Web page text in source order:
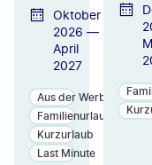
Oktober
2026 —
April
2027
Aus der Werbung
Familienurlaub
Kurzurlaub
Last Minute